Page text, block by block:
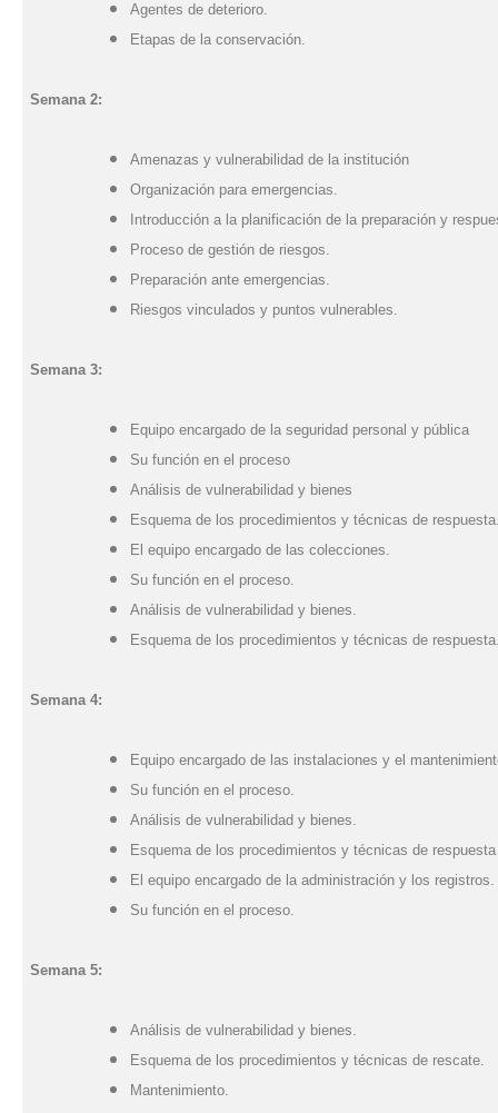
Agentes de deterioro.
Etapas de la conservación.
Semana 2:
Amenazas y vulnerabilidad de la institución
Organización para emergencias.
Introducción a la planificación de la preparación y
Proceso de gestión de riesgos.
Preparación ante emergencias.
Riesgos vinculados y puntos vulnerables.
Semana 3:
Equipo encargado de la seguridad personal y pública
Su función en el proceso
Análisis de vulnerabilidad y bienes
Esquema de los procedimientos y técnicas de
El equipo encargado de las colecciones.
Su función en el proceso.
Análisis de vulnerabilidad y bienes.
Esquema de los procedimientos y técnicas de
Semana 4:
Equipo encargado de las instalaciones y el
Su función en el proceso.
Análisis de vulnerabilidad y bienes.
Esquema de los procedimientos y técnicas de
El equipo encargado de la administración y los registros.
Su función en el proceso.
Semana 5:
Análisis de vulnerabilidad y bienes.
Esquema de los procedimientos y técnicas de rescate.
Mantenimiento.